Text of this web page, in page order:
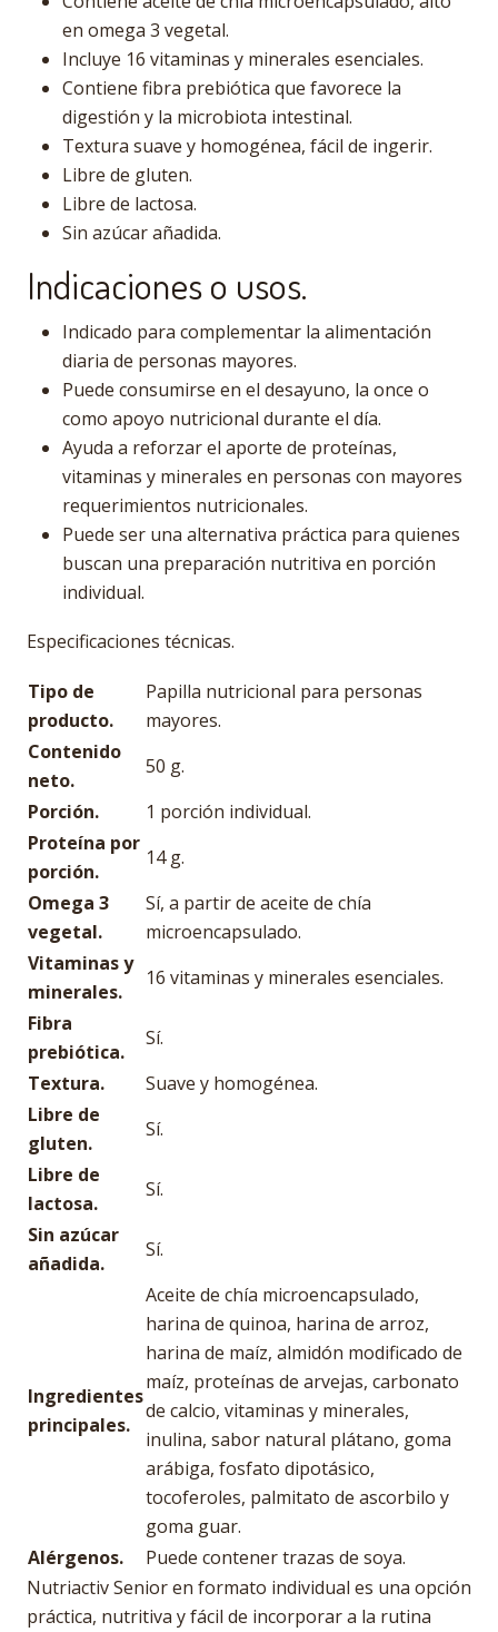
en omega 3 vegetal.
Incluye 16 vitaminas y minerales esenciales.
Contiene fibra prebiótica que favorece la
digestión y la microbiota intestinal.
Textura suave y homogénea, fácil de ingerir.
Libre de gluten.
Libre de lactosa.
Sin azúcar añadida.
Indicaciones o usos.
Indicado para complementar la alimentación
diaria de personas mayores.
Puede consumirse en el desayuno, la once o
como apoyo nutricional durante el día.
Ayuda a reforzar el aporte de proteínas,
vitaminas y minerales en personas con mayores
requerimientos nutricionales.
Puede ser una alternativa práctica para quienes
buscan una preparación nutritiva en porción
individual.
Especificaciones técnicas.
Tipo de
producto.
Papilla nutricional para personas
mayores.
Contenido
neto.
50 g.
Porción.
1 porción individual.
Proteína por
porción.
14 g.
Omega 3
vegetal.
Sí, a partir de aceite de chía
microencapsulado.
Vitaminas y
minerales.
16 vitaminas y minerales esenciales.
Fibra
prebiótica.
Sí.
Textura.
Suave y homogénea.
Libre de
gluten.
Sí.
Libre de
lactosa.
Sí.
Sin azúcar
añadida.
Sí.
Ingredientes
principales.
Aceite de chía microencapsulado,
harina de quinoa, harina de arroz,
harina de maíz, almidón modificado de
maíz, proteínas de arvejas, carbonato
de calcio, vitaminas y minerales,
inulina, sabor natural plátano, goma
arábiga, fosfato dipotásico,
tocoferoles, palmitato de ascorbilo y
goma guar.
Alérgenos.
Puede contener trazas de soya.
Nutriactiv Senior en formato individual es una opción
práctica, nutritiva y fácil de incorporar a la rutina